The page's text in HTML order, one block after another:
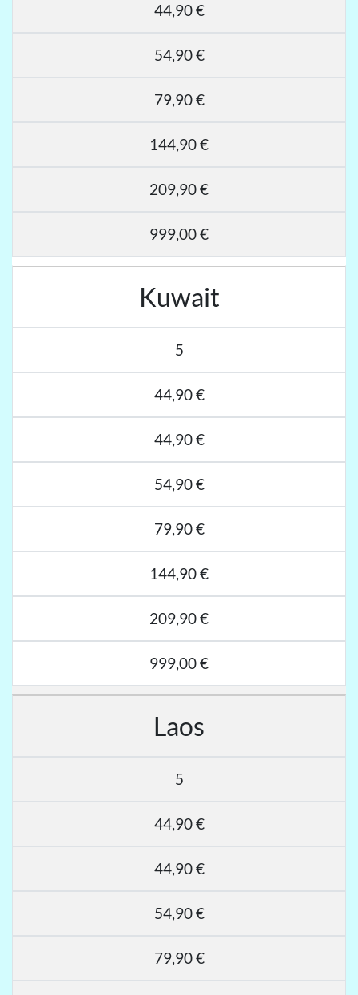
44,90 €
54,90 €
79,90 €
144,90 €
209,90 €
999,00 €
Kuwait
5
44,90 €
44,90 €
54,90 €
79,90 €
144,90 €
209,90 €
999,00 €
Laos
5
44,90 €
44,90 €
54,90 €
79,90 €